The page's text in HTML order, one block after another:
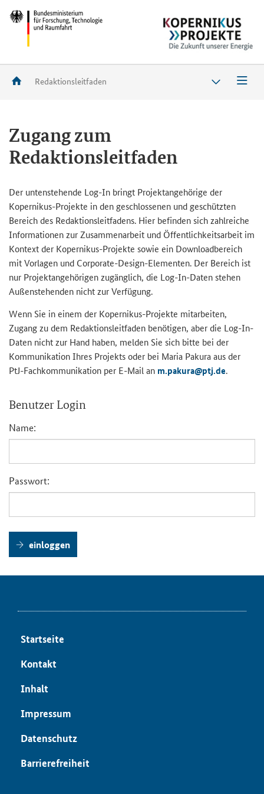
Redaktionsleitfaden
Zugang zum
Redaktionsleitfaden
Der untenstehende Log-In bringt Projektangehörige der
Kopernikus-Projekte in den geschlossenen und geschützten
Bereich des Redaktionsleitfadens. Hier befinden sich zahlreiche
Informationen zur Zusammenarbeit und Öffentlichkeitsarbeit im
Kontext der Kopernikus-Projekte sowie ein Downloadbereich
mit Vorlagen und Corporate-Design-Elementen. Der Bereich ist
nur Projektangehörigen zugänglich, die Log-In-Daten stehen
Außenstehenden nicht zur Verfügung.
Wenn Sie in einem der Kopernikus-Projekte mitarbeiten,
Zugang zu dem Redaktionsleitfaden benötigen, aber die Log-In-
Daten nicht zur Hand haben, melden Sie sich bitte bei der
Kommunikation Ihres Projekts oder bei Maria Pakura aus der
PtJ-Fachkommunikation per E-Mail an m.pakura@ptj.de.
Benutzer Login
Name:
Passwort:
einloggen
Startseite
Kontakt
Inhalt
Impressum
Datenschutz
Barrierefreiheit